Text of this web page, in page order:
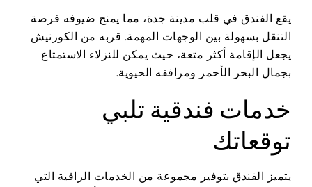
يقع الفندق في قلب مدينة جدة، مما يمنح ضيوفه فرصة
التنقل بسهولة بين الوجهات المهمة. قربه من الكورنيش
يجعل الإقامة أكثر متعة، حيث يمكن للنزلاء الاستمتاع
بجمال البحر الأحمر ومرافقه الحيوية.
خدمات فندقية تلبي
توقعاتك
يتميز الفندق بتوفير مجموعة من الخدمات الراقية التي